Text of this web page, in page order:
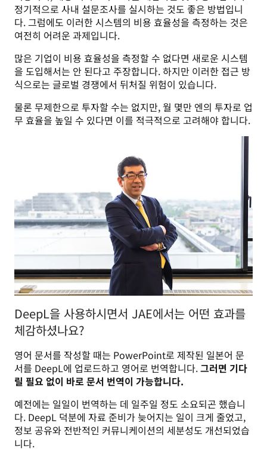
정기적으로 사내 설문조사를 실시하는 것도 좋은 방법입니
다. 그럼에도 이러한 시스템의 비용 효율성을 측정하는 것은
여전히 어려운 과제입니다.
많은 기업이 비용 효율성을 측정할 수 없다면 새로운 시스템
을 도입해서는 안 된다고 주장합니다. 하지만 이러한 접근 방
식으로는 글로벌 경쟁에서 뒤처질 위험이 있습니다.
물론 무제한으로 투자할 수는 없지만, 월 몇만 엔의 투자로 업
DeepL을 사용하시면서 JAE에서는 어떤 효과를
체감하셨나요?
영어 문서를 작성할 때는 PowerPoint로 제작된 일본어 문
서를 DeepL에 업로드하고 영어로 번역합니다. 그러면 기다
릴 필요 없이 바로 문서 번역이 가능합니다.
예전에는 일일이 번역하는 데 일주일 정도 소요되곤 했습니
다. DeepL 덕분에 자료 준비가 늦어지는 일이 크게 줄었고,
정보 공유와 전반적인 커뮤니케이션의 세분성도 개선되었습
니다.